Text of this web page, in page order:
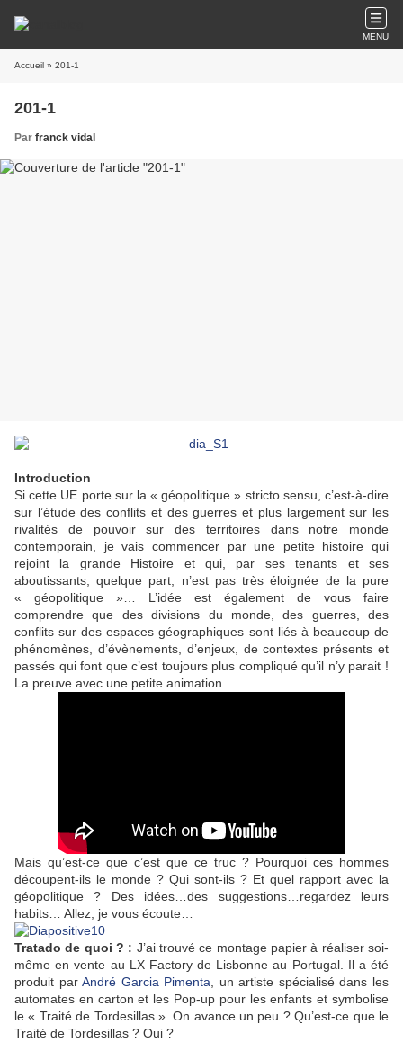
MENU
Accueil » 201-1
201-1
Par franck vidal
Introduction
Si cette UE porte sur la « géopolitique » stricto sensu, c’est-à-dire
sur l’étude des conflits et des guerres et plus largement sur les
rivalités de pouvoir sur des territoires dans notre monde
contemporain, je vais commencer par une petite histoire qui
rejoint la grande Histoire et qui, par ses tenants et ses
aboutissants, quelque part, n’est pas très éloignée de la pure
« géopolitique »… L’idée est également de vous faire
comprendre que des divisions du monde, des guerres, des
conflits sur des espaces géographiques sont liés à beaucoup de
phénomènes, d’évènements, d’enjeux, de contextes présents et
passés qui font que c’est toujours plus compliqué qu’il n’y parait !
La preuve avec une petite animation…
Mais qu’est-ce que c’est que ce truc ? Pourquoi ces hommes
découpent-ils le monde ? Qui sont-ils ? Et quel rapport avec la
géopolitique ? Des idées…des suggestions…regardez leurs
habits… Allez, je vous écoute…
Tratado de quoi ? : J’ai trouvé ce montage papier à réaliser soi-
même en vente au LX Factory de Lisbonne au Portugal. Il a été
produit parAndré Garcia Pimenta , un artiste spécialisé dans les
automates en carton et les Pop-up pour les enfants et symbolise
le « Traité de Tordesillas ». On avance un peu ? Qu’est-ce que le
Traité de Tordesillas ? Oui ?